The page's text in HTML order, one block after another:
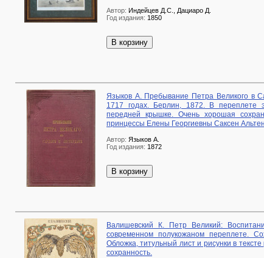
Автор: Индейцев Д.С., Дациаро Д.
Год издания: 1850
В корзину
Языков А. Пребывание Петра Великого в
1717 годах. Берлин, 1872. В переплете
передней крышке. Очень хорошая
принцессы Елены Георгиевны Саксен
Автор: Языков А.
Год издания: 1872
В корзину
Валишевский К. Петр Великий:
современном полукожаном переплете.
Обложка, титульный лист и рисунки в
сохранность.